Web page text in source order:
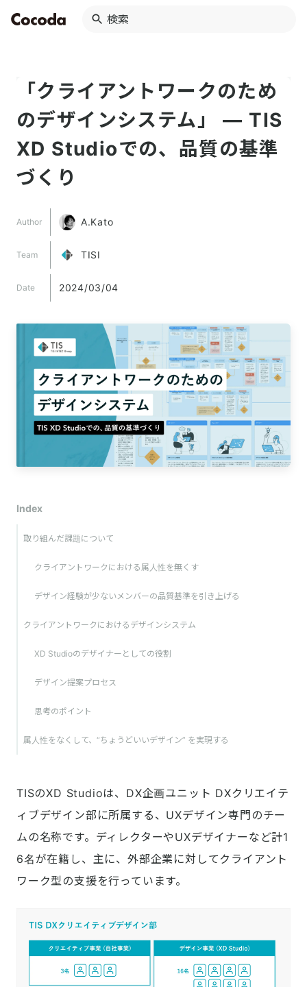
「クライアントワークのため
のデザインシステム」 — TIS
XD Studioでの、品質の基準
づくり
Author A.Kato
Team TISI
Date 2024/03/04
Index
取り組んだ課題について
クライアントワークにおける属人性を無くす
デザイン経験が少ないメンバーの品質基準を引き上げる
クライアントワークにおけるデザインシステム
XD Studioのデザイナーとしての役割
デザイン提案プロセス
思考のポイント
属人性をなくして、“ちょうどいいデザイン” を実現する
TISのXD Studioは、DX企画ユニット DXクリエイテ
ィブデザイン部に所属する、UXデザイン専門のチー
ムの名称です。ディレクターやUXデザイナーなど計1
6名が在籍し、主に、外部企業に対してクライアント
ワーク型の支援を行っています。